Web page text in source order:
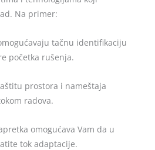
Na primer:
tačnu identifikaciju
početka rušenja.
prostora i nameštaja
radova.
omogućava Vam da u
tok adaptacije.